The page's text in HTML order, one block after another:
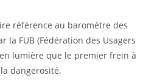
référence au baromètre des
la FUB (Fédération des Usagers
lumière que le premier frein à
dangerosité.